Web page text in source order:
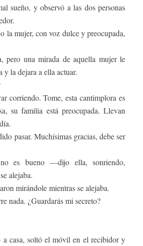
sueño, y observó a las dos personas
mujer, con voz dulce y preocupada,
pero una mirada de aquella mujer le
y la dejara a ella actuar.
corriendo. Tome, esta cantimplora es
su familia está preocupada. Llevan
pasar. Muchísimas gracias, debe ser
es bueno —dijo ella, sonriendo,
alejaba.
mirándole mientras se alejaba.
nada. ¿Guardarás mi secreto?
casa, soltó el móvil en el recibidor y